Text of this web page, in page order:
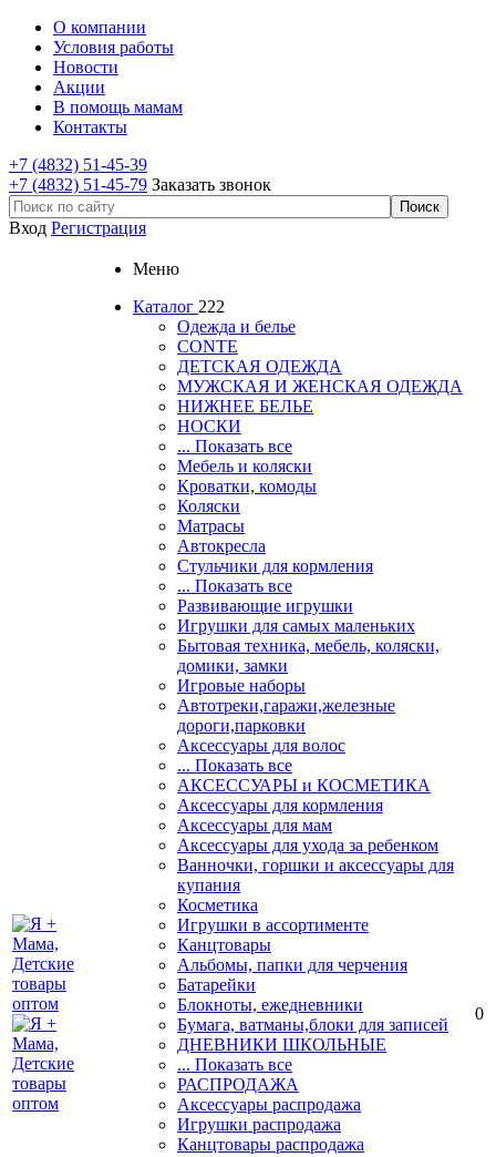
О компании
Условия работы
Новости
Акции
В помощь мамам
Контакты
+7 (4832) 51-45-39
+7 (4832) 51-45-79 Заказать звонок
Вход Регистрация
Меню
Каталог 222
Одежда и белье
CONTE
ДЕТСКАЯ ОДЕЖДА
МУЖСКАЯ И ЖЕНСКАЯ ОДЕЖДА
НИЖНЕЕ БЕЛЬЕ
НОСКИ
... Показать все
Мебель и коляски
Кроватки, комоды
Коляски
Матрасы
Автокресла
Стульчики для кормления
... Показать все
Развивающие игрушки
Игрушки для самых маленьких
Бытовая техника, мебель, коляски,
домики, замки
Игровые наборы
Автотреки,гаражи,железные
дороги,парковки
Аксессуары для волос
... Показать все
АКСЕССУАРЫ и КОСМЕТИКА
Аксессуары для кормления
Аксессуары для мам
Аксессуары для ухода за ребенком
Ванночки, горшки и аксессуары для
купания
Косметика
Игрушки в ассортименте
Канцтовары
Альбомы, папки для черчения
Батарейки
Блокноты, ежедневники
Бумага, ватманы,блоки для записей
ДНЕВНИКИ ШКОЛЬНЫЕ
... Показать все
РАСПРОДАЖА
Аксессуары распродажа
Игрушки распродажа
Канцтовары распродажа
0